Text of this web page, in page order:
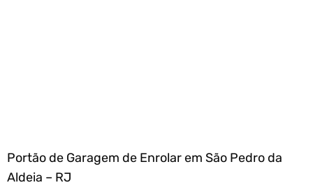
Portão de Garagem de Enrolar em São Pedro da
Aldeia – RJ